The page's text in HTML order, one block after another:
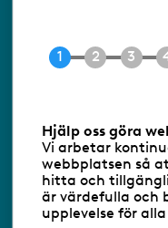
E-post info@gbf.se
Följ oss via
Databasens namn:
Hjälp oss göra
Vi arbetar
webbplatsen så
hitta och
är värdefulla och
upplevelse för